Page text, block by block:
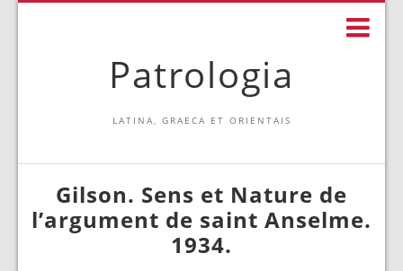
Patrologia
LATINA, GRAECA ET ORIENTAIS
Gilson. Sens et Nature de
l’argument de saint Anselme.
1934.